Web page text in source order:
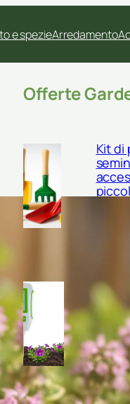
e spezieArredamento
Offerte
Kit di
per